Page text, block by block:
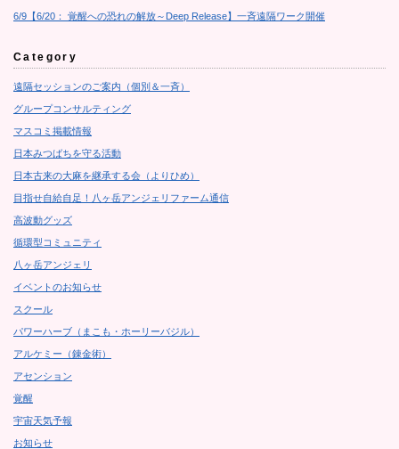
6/9【6/20： 覚醒への恐れの解放～Deep Release】一斉遠隔ワーク開催
Category
遠隔セッションのご案内（個別＆一斉）
グループコンサルティング
マスコミ掲載情報
日本みつばちを守る活動
日本古来の大麻を継承する会（よりひめ）
目指せ自給自足！八ヶ岳アンジェリファーム通信
高波動グッズ
循環型コミュニティ
八ヶ岳アンジェリ
イベントのお知らせ
スクール
パワーハーブ（まこも・ホーリーバジル）
アルケミー（錬金術）
アセンション
覚醒
宇宙天気予報
お知らせ